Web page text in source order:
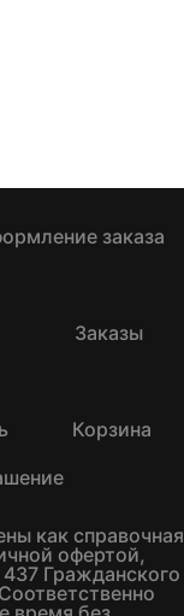
заказа
Заказы
Корзина
как справочная
офертой,
Гражданского